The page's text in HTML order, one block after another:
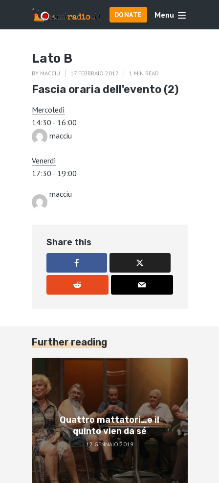
DONATE Menu
Lato B
BY MACCIU 17 FEBBRAIO 2017 1 MIN READ
Fascia oraria dell'evento (2)
Mercoledì
14:30 - 16:00
macciu
Venerdì
17:30 - 19:00
macciu
Share this
Further reading
Quattro mattatori…e il
quinto vien da sé
12 GENNAIO 2019